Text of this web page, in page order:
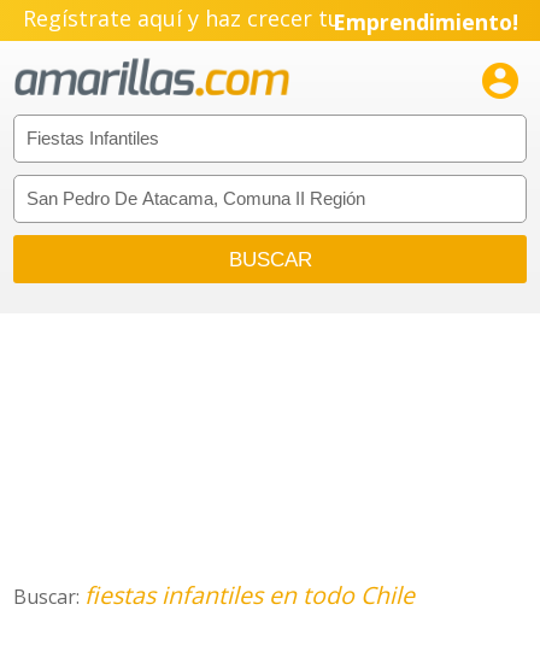
Regístrate aquí y haz crecer tuEmprendimiento!

Buscar: fiestas infantiles en todo Chile